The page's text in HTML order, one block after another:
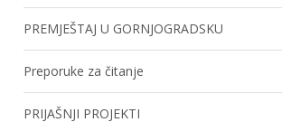
PREMJEŠTAJ U GORNJOGRADSKU
Preporuke za čitanje
PRIJAŠNJI PROJEKTI